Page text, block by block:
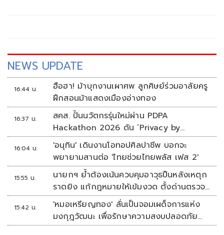
NEWS UPDATE
16:44 น.
ฮือฮา! ม้าบุกงานเผาศพ ลูกศิษย์ร่วมอาลัยครู
ฝึกสอนม้าแสดงเมืองอ่างทอง
16:37 น.
สคส. ปั้นนวัตกรรุ่นใหม่ผ่าน PDPA
Hackathon 2026 ดัน ‘Privacy by
Design for all’ สู่โซลูชันคุ้มครองข้อมูลส่วน
บุคคลที่ใช้ได้จริง
16:04 น.
'อนุทิน' เดินงานโอทอปศิลปาชีพ บอกจะ
พยายามสานต่อ 'ไทยช่วยไทยพลัส เฟส 2'
15:55 น.
นายกฯ ย้ำต้องเน้นควบคุมอาวุธปืนหลังเหตุก
ราดยิง แก้กฎหมายให้เข้มงวด ตั้งด่านตรวจ
เพิ่ม
15:42 น.
'หมอเหรียญทอง' ลั่นเป็นจอมเผด็จการแห่ง
มงกุฎวัฒนะ เพื่อรักษาความสงบปลอดภัย
ภายในรพ.